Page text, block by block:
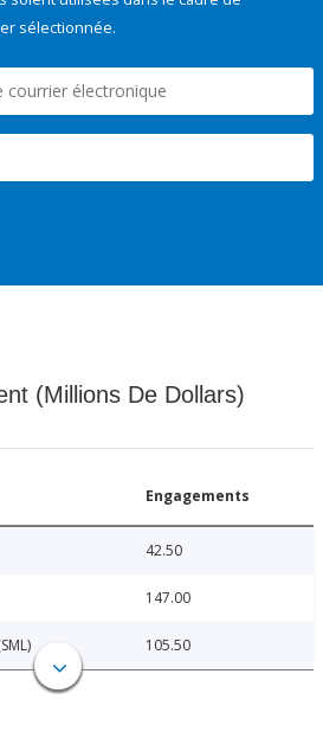
sélectionnée.
(Millions De Dollars)
Engagements
42.50
147.00
105.50